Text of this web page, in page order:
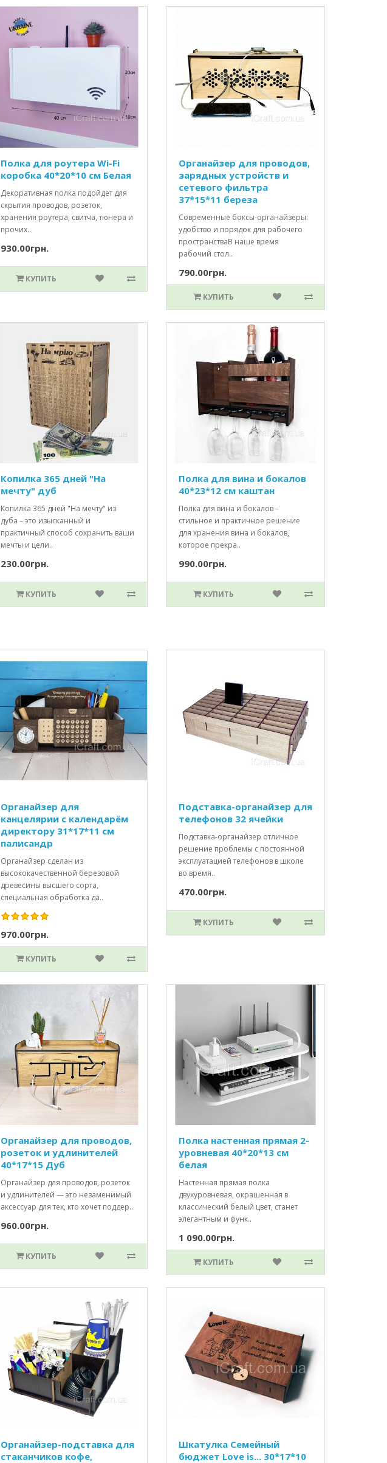
Полка для роутера Wi-Fi
коробка 40*20*10 см Белая
Декоративная полка подойдет для
скрытия проводов, розеток,
хранения роутера, свитча, тюнера и
прочих..
930.00грн.
КУПИТЬ
Органайзер для проводов,
зарядных устройств и
сетевого фильтра
37*15*11 береза
Современные боксы-органайзеры:
удобство и порядок для рабочего
пространстваВ наше время
рабочий стол..
790.00грн.
КУПИТЬ
Копилка 365 дней "На
мечту" дуб
Копилка 365 дней "На мечту" из
дуба – это изысканный и
практичный способ сохранить ваши
мечты и цели..
230.00грн.
КУПИТЬ
Полка для вина и бокалов
40*23*12 см каштан
Полка для вина и бокалов –
стильное и практичное решение
для хранения вина и бокалов,
которое прекра..
990.00грн.
КУПИТЬ
Органайзер для
канцелярии с календарём
директору 31*17*11 см
палисандр
Органайзер сделан из
высококачественной березовой
древесины высшего сорта,
специальная обработка да..
970.00грн.
КУПИТЬ
Подставка-органайзер для
телефонов 32 ячейки
Подставка-органайзер отличное
решение проблемы с постоянной
эксплуатацией телефонов в школе
во время..
470.00грн.
КУПИТЬ
Органайзер для проводов,
розеток и удлинителей
40*17*15 Дуб
Органайзер для проводов, розеток
и удлинителей — это незаменимый
аксессуар для тех, кто хочет поддер..
960.00грн.
КУПИТЬ
Полка настенная прямая 2-
уровневая 40*20*13 см
белая
Настенная прямая полка
двухуровневая, окрашенная в
классический белый цвет, станет
элегантным и функ..
1 090.00грн.
КУПИТЬ
Органайзер-подставка для
стаканчиков кофе,
Шкатулка Семейный
бюджет Love is... 30*17*10